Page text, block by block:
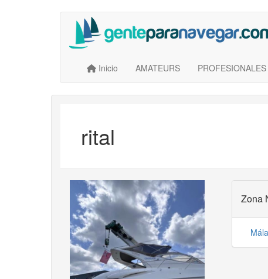
Main navigation
Inicio AMATEURS PROFESIONALES
User account menu
rital
Zona